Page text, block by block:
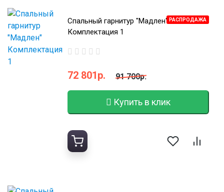
РАСПРОДАЖА
Спальный гарнитур "Мадлен"
Комплектация 1
72 801р. 91 700р.
Купить в клик